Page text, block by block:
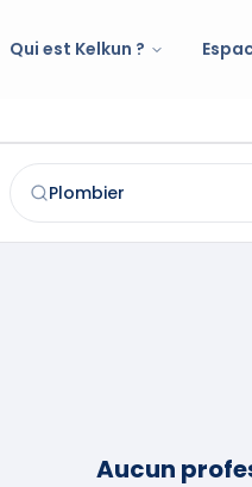
Qui est Kelkun ?
Trouvez et contactez un
Aucun